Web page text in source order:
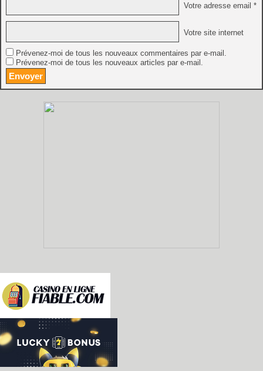
Votre adresse email *
Votre site internet
Prévenez-moi de tous les nouveaux commentaires par e-mail.
Prévenez-moi de tous les nouveaux articles par e-mail.